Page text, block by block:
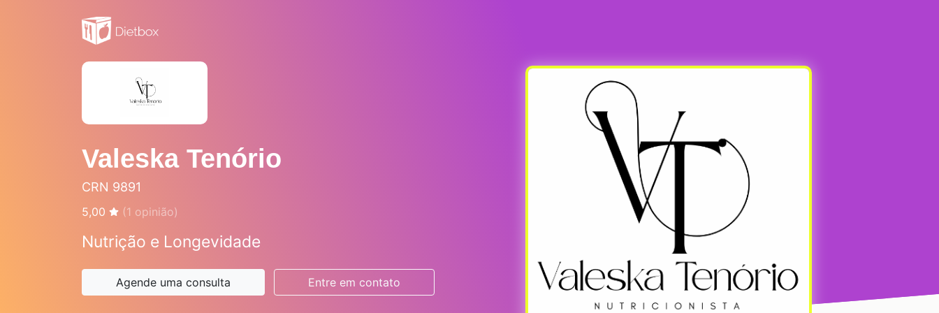
Valeska Tenório
CRN 9891
5,00 (1 opinião)
Nutrição e Longevidade
Agende uma consulta Entre em contato